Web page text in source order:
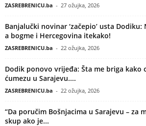
ZASREBRENICU.ba - 27 ožujka, 2026
Banjalučki novinar ‘začepio’ usta Dodiku:
a bogme i Hercegovina itekako!
ZASREBRENICU.ba - 22 ožujka, 2026
Dodik ponovo vrijeđa: Šta me briga kako
ćumezu u Sarajevu....
ZASREBRENICU.ba - 22 ožujka, 2026
“Da poručim Bošnjacima u Sarajevu – za
skup ako je...